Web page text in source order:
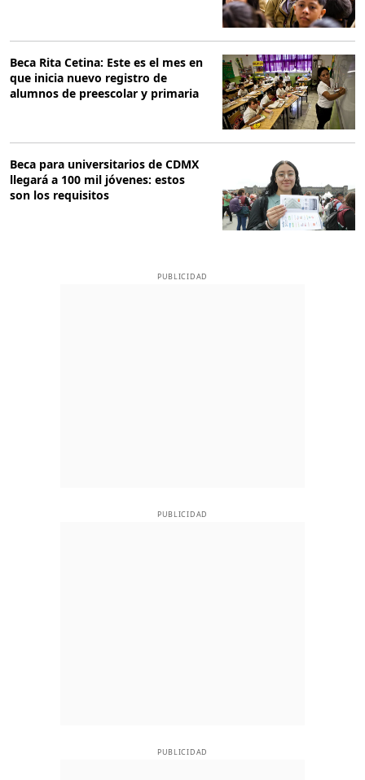
Beca Rita Cetina: Este es el mes en
que inicia nuevo registro de
alumnos de preescolar y primaria
Beca para universitarios de CDMX
llegará a 100 mil jóvenes: estos
son los requisitos
PUBLICIDAD
PUBLICIDAD
PUBLICIDAD